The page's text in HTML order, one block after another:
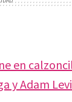
en
y Adam